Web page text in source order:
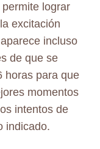
lograr
excitación
incluso
de que se
horas para que
momentos
intentos de
indicado.